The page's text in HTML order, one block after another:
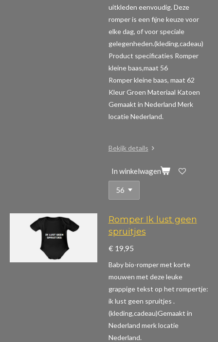
uitkleden eenvoudig. Deze
romper is een fijne keuze voor
elke dag, of voor speciale
gelegenheden.(kleding,cadeau)
Product specificaties Romper
kleine baas,maat 56
Romper kleine baas, maat 62
Kleur Groen Materiaal Katoen
Gemaakt in Nederland Merk
locatie Nederland.
Bekijk details
In winkelwagen
Romper Ik lust geen
spruitjes
€ 19,95
Baby bio-romper met korte
mouwen met deze leuke
grappige tekst op het rompertje:
ik lust geen spruitjes .
(kleding,cadeau)Gemaakt in
Nederland merk locatie
Nederland.